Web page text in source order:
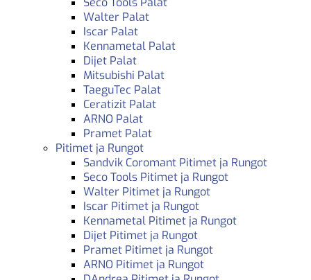
Walter Palat
Iscar Palat
Kennametal Palat
Dijet Palat
Mitsubishi Palat
TaeguTec Palat
Ceratizit Palat
ARNO Palat
Pramet Palat
Pitimet ja Rungot
Sandvik Coromant Pitimet ja Rungot
Seco Tools Pitimet ja Rungot
Walter Pitimet ja Rungot
Iscar Pitimet ja Rungot
Kennametal Pitimet ja Rungot
Dijet Pitimet ja Rungot
Pramet Pitimet ja Rungot
ARNO Pitimet ja Rungot